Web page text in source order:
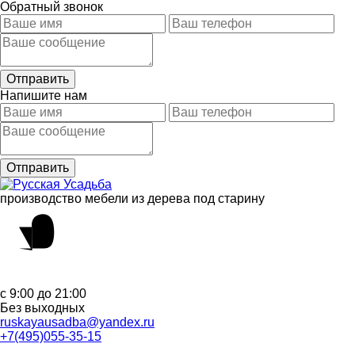
Обратный звонок
Напишите нам
производство мебели из дерева под старину
с 9:00 до 21:00
Без выходных
ruskayausadba@yandex.ru
+7(495)055-35-15